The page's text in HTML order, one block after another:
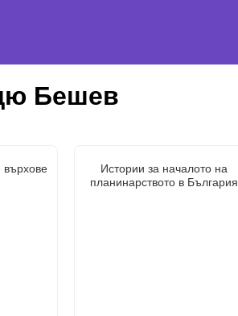
Бешев
върхове
Истории за началото на
планинарството в България